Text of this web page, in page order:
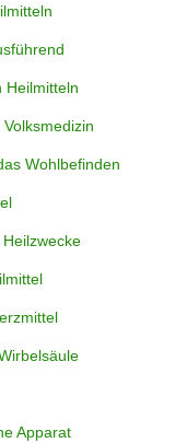
Heilmitteln
Wohlbefinden
Apparat